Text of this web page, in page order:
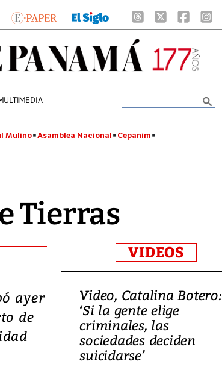
Mulino Asamblea Nacional Cepanim
Tierras
ayer
de
VIDEOS
Video, Catalina Botero:
‘Si la gente elige
criminales, las
sociedades deciden
suicidarse’